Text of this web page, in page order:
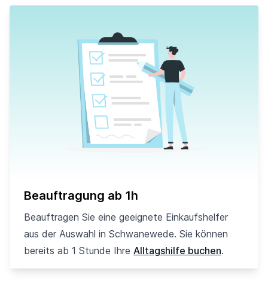
Beauftragung ab 1h
Beauftragen Sie eine geeignete Einkaufshelfer
aus der Auswahl in Schwanewede. Sie können
bereits ab 1 Stunde Ihre Alltagshilfe buchen.